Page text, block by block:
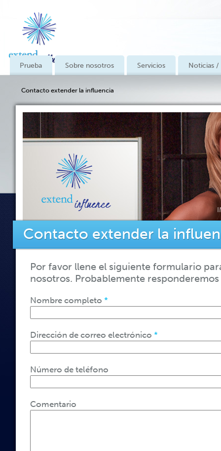
Prueba Sobre nosotros Servicios Noticias /
Contacto extender la influencia
Contacto extender la
Por favor llene el siguiente formulario
nosotros. Probablemente
Nombre completo *
Dirección de correo electrónico *
Número de teléfono
Comentario